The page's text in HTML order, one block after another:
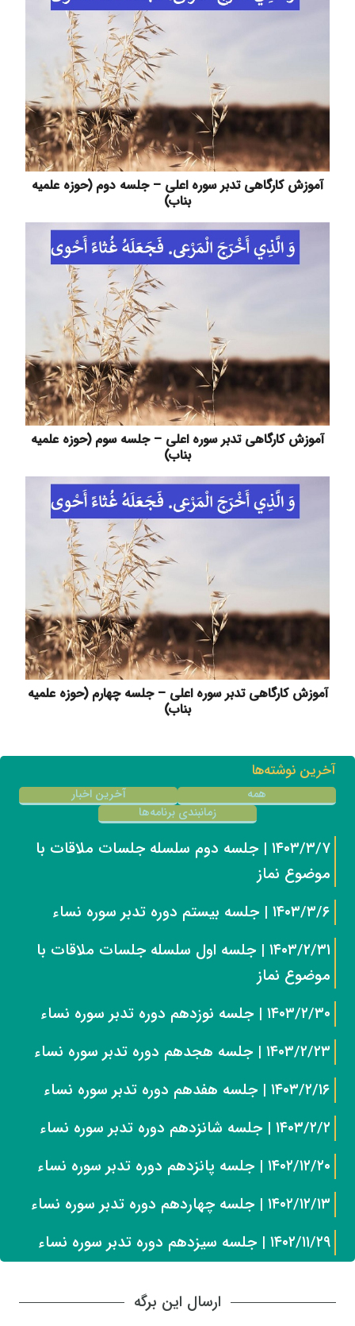
آموزش کارگاهی تدبر سوره اعلی – جلسه دوم (حوزه علمیه
بناب)
آموزش کارگاهی تدبر سوره اعلی – جلسه سوم (حوزه علمیه
بناب)
آموزش کارگاهی تدبر سوره اعلی – جلسه چهارم (حوزه علمیه
بناب)
آخرین نوشته‌ها
همه
آخرین اخبار
زمانبندی برنامه‌ها
۱۴۰۳/۳/۷ | جلسه دوم سلسله جلسات ملاقات با
موضوع نماز
۱۴۰۳/۳/۶ | جلسه بیستم دوره تدبر سوره نساء
۱۴۰۳/۲/۳۱ | جلسه اول سلسله جلسات ملاقات با
موضوع نماز
۱۴۰۳/۲/۳۰ | جلسه نوزدهم دوره تدبر سوره نساء
۱۴۰۳/۲/۲۳ | جلسه هجدهم دوره تدبر سوره نساء
۱۴۰۳/۲/۱۶ | جلسه هفدهم دوره تدبر سوره نساء
۱۴۰۳/۲/۲ | جلسه شانزدهم دوره تدبر سوره نساء
۱۴۰۲/۱۲/۲۰ | جلسه پانزدهم دوره تدبر سوره نساء
۱۴۰۲/۱۲/۱۳ | جلسه چهاردهم دوره تدبر سوره نساء
۱۴۰۲/۱۱/۲۹ | جلسه سیزدهم دوره تدبر سوره نساء
ارسال این برگه